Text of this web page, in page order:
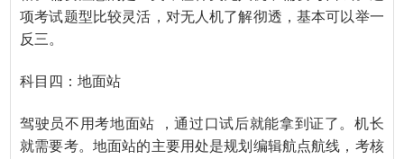
项考试题型比较灵活，对无人机了解彻透，基本可以举一
反三。
科目四：地面站
驾驶员不用考地面站
，通过口试后就能拿到证了。机长
就需要考。地面站的主要用处是规划编辑航点航线，考核